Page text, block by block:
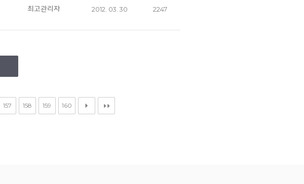
최고관리자 2012. 03. 30 2247
157 158 159 160